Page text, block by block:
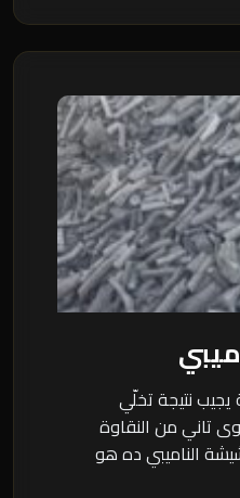
نتيجة تخلّي
تاني من النقاوة
الناميبي ده هو